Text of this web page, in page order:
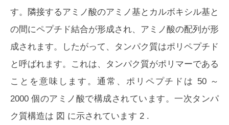
す。隣接するアミノ酸のアミノ基とカルボキシル基と
の間にペプチド結合が形成され、アミノ酸の配列が形
成されます。したがって、タンパク質はポリペプチド
と呼ばれます。これは、タンパク質がポリマーである
ことを意味します。通常、ポリペプチドは 50 ～
2000 個のアミノ酸で構成されています。一次タンパ
ク質構造は 図 に示されています 2 .